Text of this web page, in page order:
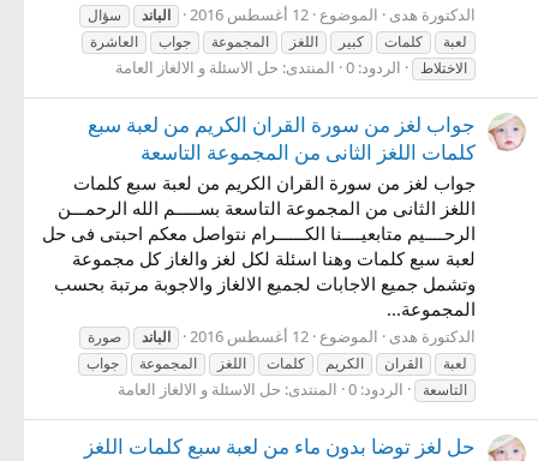
الدكتورة هدى الموضوع 12 أغسطس 2016 الباند
سؤال
لعبة
كلمات كبير اللغز المجموعة جواب
العاشرة
الاختلاط
الردود: 0 المنتدى: حل الاسئلة و الالغاز العامة
جواب لغز من سورة القران الكريم من لعبة سبع
كلمات اللغز الثانى من المجموعة التاسعة
جواب لغز من سورة القران الكريم من لعبة سبع كلمات
اللغز الثانى من المجموعة التاسعة بســـــم الله الرحمـــن
الرحــــيم متابعيــــنا الكــــــرام نتواصل معكم احبتى فى حل
لعبة سبع كلمات وهنا اسئلة لكل لغز والغاز كل مجموعة
وتشمل جميع الاجابات لجميع الالغاز والاجوبة مرتبة بحسب
المجموعة...
الدكتورة هدى الموضوع 12 أغسطس 2016 الباند
صورة
لعبة
القران الكريم كلمات اللغز المجموعة
جواب
التاسعة
الردود: 0 المنتدى: حل الاسئلة و الالغاز العامة
حل لغز توضا بدون ماء من لعبة سبع كلمات اللغز